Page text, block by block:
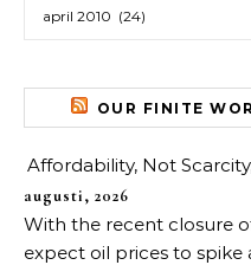
OUR FINITE
Affordability, Not
augusti, 2026
With the recent closure
expect oil prices to spike